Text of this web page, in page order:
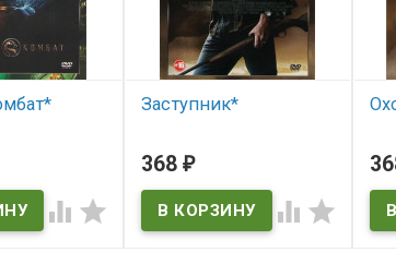
 
Заступник*
368₽
 